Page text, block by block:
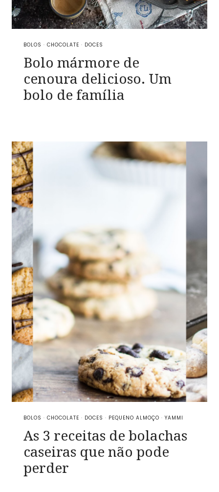
BOLOS · CHOCOLATE · DOCES
Bolo mármore de
cenoura delicioso. Um
bolo de família
BOLOS · CHOCOLATE · DOCES · PEQUENO ALMOÇO · YAMMI
As 3 receitas de bolachas
caseiras que não pode
perder